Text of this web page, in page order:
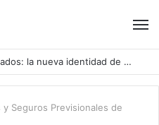
Albertz Parra Segovia Abogados: la nueva identidad de Segovia Consulting
Seguros Previsionales de